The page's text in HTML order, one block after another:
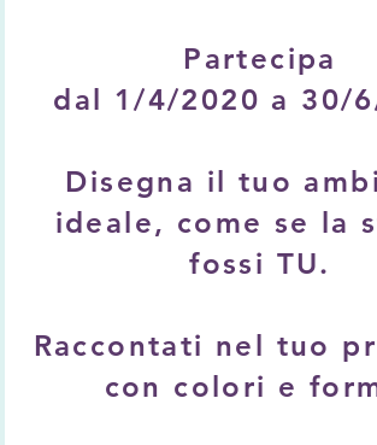
Partecipa
dal 1/4/2020 a 30/
Disegna il tuo
ideale, come se la
fossi TU.
Raccontati nel tuo
con colori e